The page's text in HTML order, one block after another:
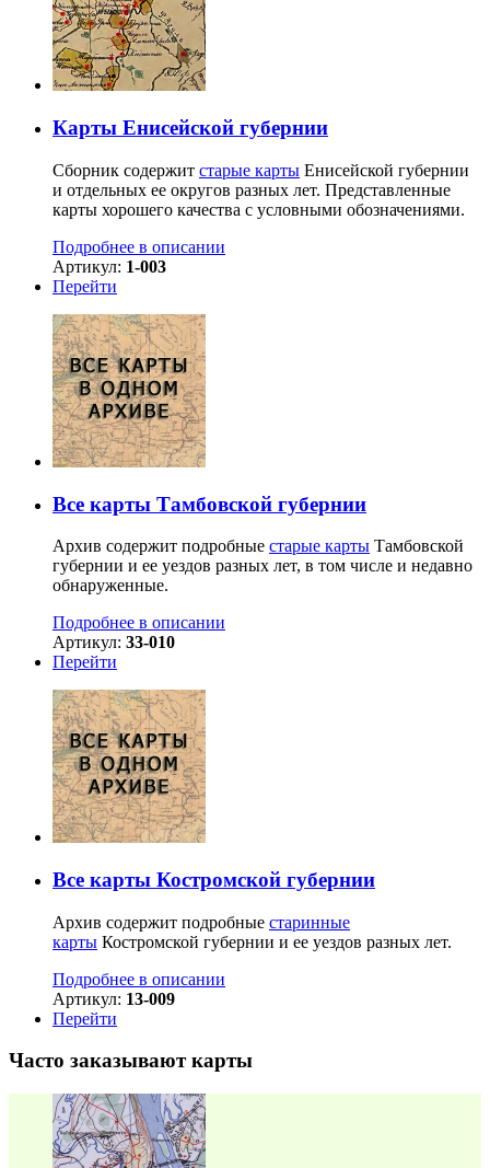
Карты Енисейской губернии
Сборник содержит старые карты Енисейской губернии
и отдельных ее округов разных лет. Представленные
карты хорошего качества с условными обозначениями.
Подробнее в описании
Артикул: 1-003
Перейти
Все карты Тамбовской губернии
Архив содержит подробные старые карты Тамбовской
губернии и ее уездов разных лет, в том числе и недавно
обнаруженные.
Подробнее в описании
Артикул: 33-010
Перейти
Все карты Костромской губернии
Архив содержит подробные старинные
карты Костромской губернии и ее уездов разных лет.
Подробнее в описании
Артикул: 13-009
Перейти
Часто заказывают карты